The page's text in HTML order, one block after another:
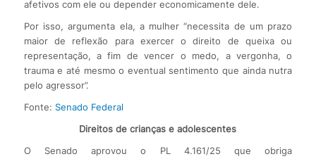
afetivos com ele ou depender economicamente dele.
Por isso, argumenta ela, a mulher “necessita de um prazo
maior de reflexão para exercer o direito de queixa ou
representação, a fim de vencer o medo, a vergonha, o
trauma e até mesmo o eventual sentimento que ainda nutra
pelo agressor”.
Fonte: Senado Federal
Direitos de crianças e adolescentes
O Senado aprovou o PL 4.161/25 que obriga